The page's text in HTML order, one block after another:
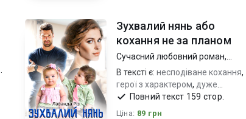
Зухвалий нянь або
кохання не за планом
Сучасний любовний роман,
Короткий любовний роман
В тексті є: несподіване кохання,
герої з характером, дуже
емоційно_пристрасть на межі
Повний текст 159 стор.
Ціна: 89 грн